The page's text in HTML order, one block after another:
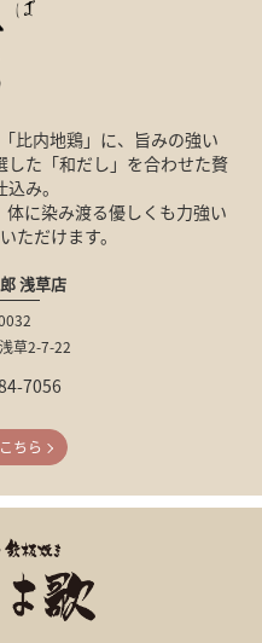
比内地鶏」に、旨みの強い
した「和だし」を合わせた贅
み。
に染み渡る優しくも力強い
ただけます。
浅草店
草2-7-22
7056
ちら